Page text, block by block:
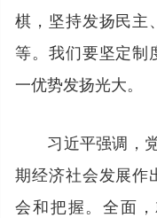
棋，坚持发扬民主
等。我们要坚定制
一优势发扬光大。
习近平强调，
期经济社会发展作
会和把握。全面